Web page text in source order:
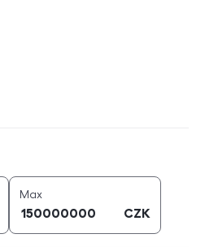
Maxprice (
CZK